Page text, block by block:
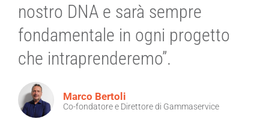
nostro DNA e sarà sempre
fondamentale in ogni progetto
che intraprenderemo”.
Marco Bertoli
Co-fondatore e Direttore di Gammaservice